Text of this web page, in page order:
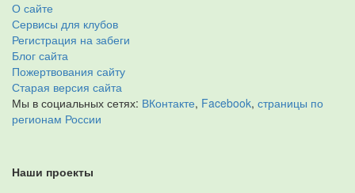
О сайте
Сервисы для клубов
Регистрация на забеги
Блог сайта
Пожертвования сайту
Старая версия сайта
Мы в социальных сетях: ВКонтакте, Facebook, страницы по
регионам России
Наши проекты